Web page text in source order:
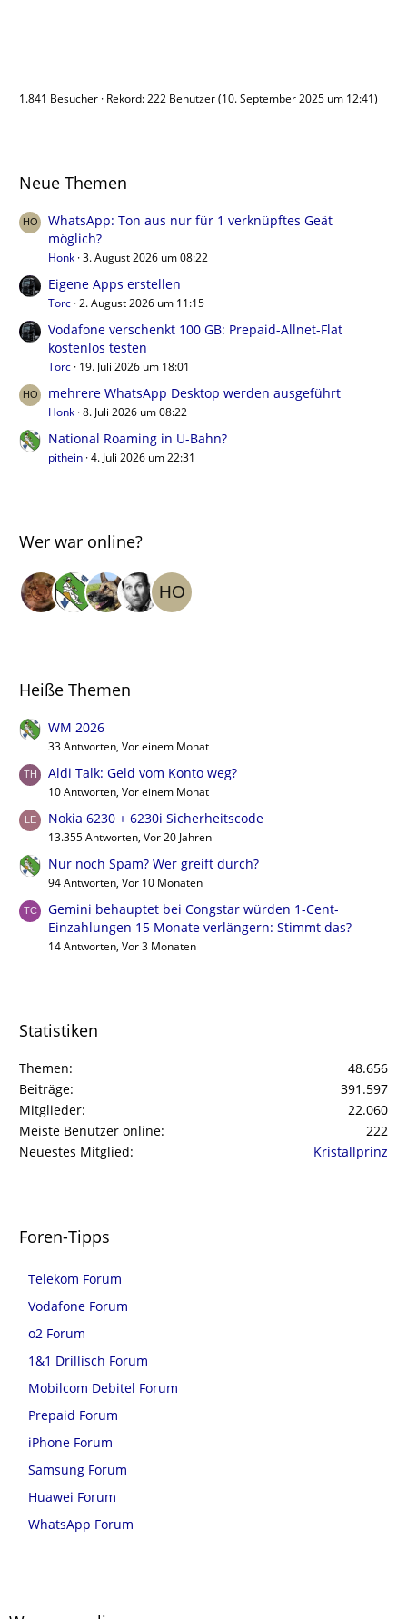
1.841 Besucher Rekord: 222 Benutzer (10. September 2025 um 12:41)
Neue Themen
WhatsApp: Ton aus nur für 1 verknüpftes Geät
möglich?
Honk 3. August 2026 um 08:22
Eigene Apps erstellen
Torc 2. August 2026 um 11:15
Vodafone verschenkt 100 GB: Prepaid-Allnet-Flat
kostenlos testen
Torc 19. Juli 2026 um 18:01
mehrere WhatsApp Desktop werden ausgeführt
Honk 8. Juli 2026 um 08:22
National Roaming in U-Bahn?
pithein 4. Juli 2026 um 22:31
Wer war online?
Heiße Themen
WM 2026
33 Antworten, Vor einem Monat
Aldi Talk: Geld vom Konto weg?
10 Antworten, Vor einem Monat
Nokia 6230 + 6230i Sicherheitscode
13.355 Antworten, Vor 20 Jahren
Nur noch Spam? Wer greift durch?
94 Antworten, Vor 10 Monaten
Gemini behauptet bei Congstar würden 1-Cent-
Einzahlungen 15 Monate verlängern: Stimmt das?
14 Antworten, Vor 3 Monaten
Statistiken
Themen
48.656
Beiträge
391.597
Mitglieder
22.060
Meiste Benutzer online
222
Neuestes Mitglied
Kristallprinz
Foren-Tipps
Telekom Forum
Vodafone Forum
o2 Forum
1&1 Drillisch Forum
Mobilcom Debitel Forum
Prepaid Forum
iPhone Forum
Samsung Forum
Huawei Forum
WhatsApp Forum